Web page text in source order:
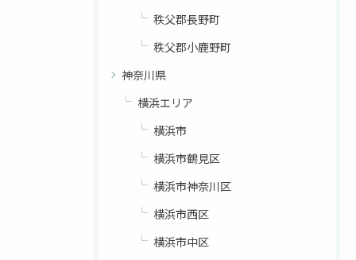
秩父郡長野町
秩父郡小鹿野町
神奈川県
横浜エリア
横浜市
横浜市鶴見区
横浜市神奈川区
横浜市西区
横浜市中区
お問い合わせはこちら